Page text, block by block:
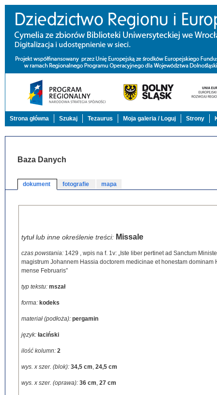
Strona główna Szukaj Tezaurus Moja galeria / Loguj Strony
Baza Danych
dokument fotografie mapa
tytuł lub inne określenie treści: Missale
czas powstania: 1429 , wpis na f. 1v: „Iste liber pertinet ad Sanctum
magistrum Johannem Hassia doctorem medicinae et honestam
mense Februaris”
typ tekstu: mszał
forma: kodeks
materiał (podłoża): pergamin
język: łaciński
ilość kolumn: 2
wys. x szer. (blok): 34,5 cm, 24,5 cm
wys. x szer. (oprawa): 36 cm, 27 cm